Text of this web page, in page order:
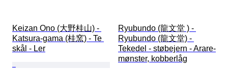
Keizan Ono (大野桂山) -
Katsura-gama (桂窯) - Te
skål - Ler
Ryubundo (龍文堂 ) -
Ryubundo (龍文堂) -
Tekedel - støbejern - Arare-
mønster, kobberlåg